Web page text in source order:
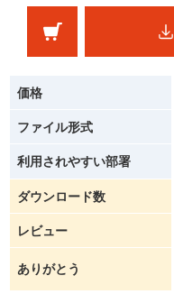
価格
ファイル形式
利用されやすい部署
ダウンロード数
レビュー
ありがとう